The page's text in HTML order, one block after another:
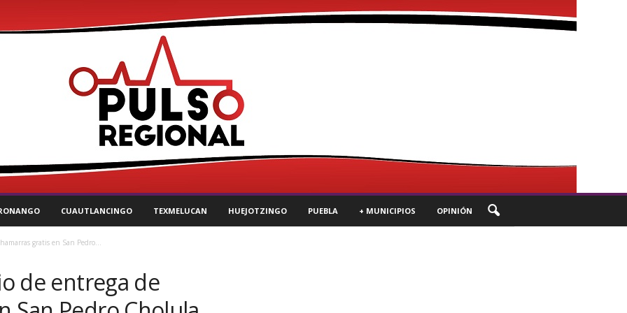
CUAUTLANCINGO TEXMELUCAN HUEJOTZINGO PUEBLA + MUNICIPIOS OPINIÓN
gratis en San Pedro...
de entrega de